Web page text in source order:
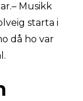
Musikk
starta i
då ho var